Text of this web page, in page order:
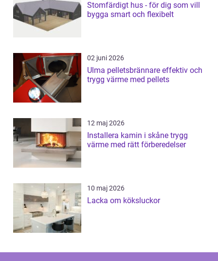
Stomfärdigt hus - för dig som vill
bygga smart och flexibelt
02 juni 2026
Ulma pelletsbrännare effektiv och
trygg värme med pellets
12 maj 2026
Installera kamin i skåne trygg
värme med rätt förberedelser
10 maj 2026
Lacka om köksluckor